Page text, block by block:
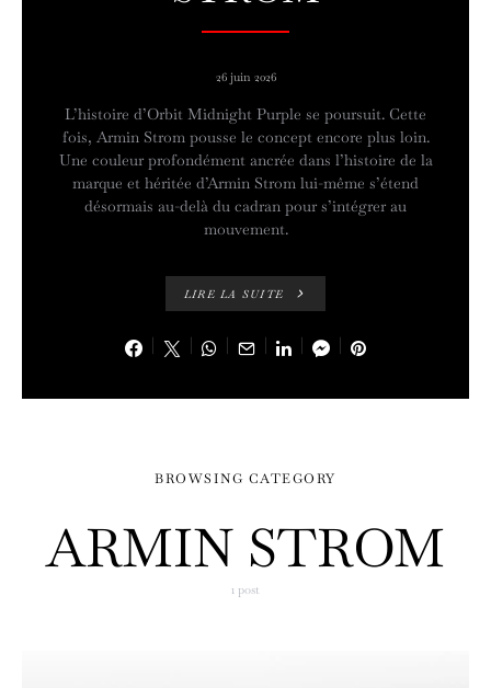
26 juin 2026
L’histoire d’Orbit Midnight Purple se poursuit. Cette
fois, Armin Strom pousse le concept encore plus loin.
Une couleur profondément ancrée dans l’histoire de la
marque et héritée d’Armin Strom lui-même s’étend
désormais au-delà du cadran pour s’intégrer au
mouvement.
LIRE LA SUITE
BROWSING CATEGORY
ARMIN STROM
1 post